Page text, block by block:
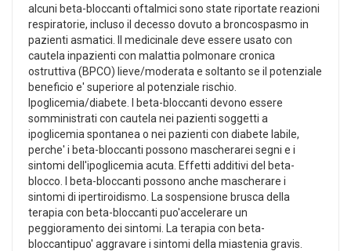
alcuni beta-bloccanti oftalmici sono state riportate reazioni
respiratorie, incluso il decesso dovuto a broncospasmo in
pazienti asmatici. Il medicinale deve essere usato con
cautela inpazienti con malattia polmonare cronica
ostruttiva (BPCO) lieve/moderata e soltanto se il potenziale
beneficio e' superiore al potenziale rischio.
Ipoglicemia/diabete. I beta-bloccanti devono essere
somministrati con cautela nei pazienti soggetti a
ipoglicemia spontanea o nei pazienti con diabete labile,
perche' i beta-bloccanti possono mascherarei segni e i
sintomi dell'ipoglicemia acuta. Effetti additivi del beta-
blocco. I beta-bloccanti possono anche mascherare i
sintomi di ipertiroidismo. La sospensione brusca della
terapia con beta-bloccanti puo'accelerare un
peggioramento dei sintomi. La terapia con beta-
bloccantipuo' aggravare i sintomi della miastenia gravis.